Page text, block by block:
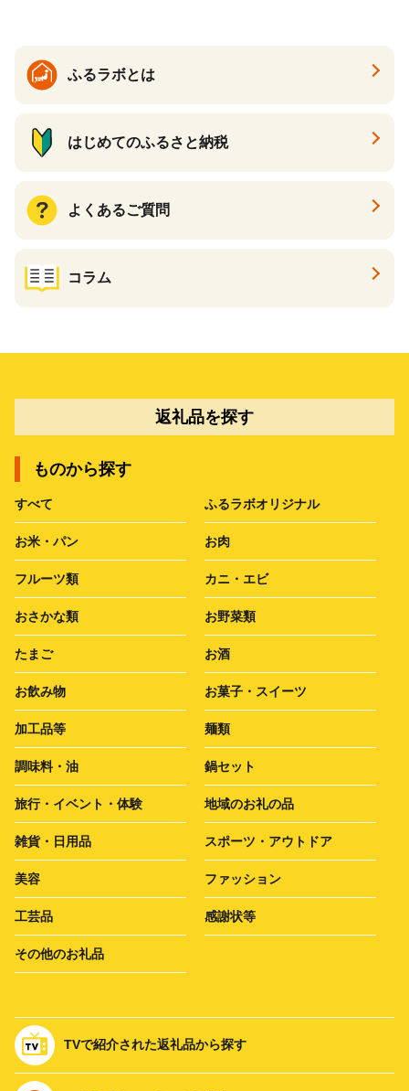
ふるラボとは
はじめてのふるさと納税
よくあるご質問
コラム
返礼品を探す
ものから探す
すべて ふるラボオリジナル
お米・パン お肉
フルーツ類 カニ・エビ
おさかな類 お野菜類
たまご お酒
お飲み物 お菓子・スイーツ
加工品等 麺類
調味料・油 鍋セット
旅行・イベント・体験 地域のお礼の品
雑貨・日用品 スポーツ・アウトドア
美容 ファッション
工芸品 感謝状等
その他のお礼品
TVで紹介された返礼品から探す